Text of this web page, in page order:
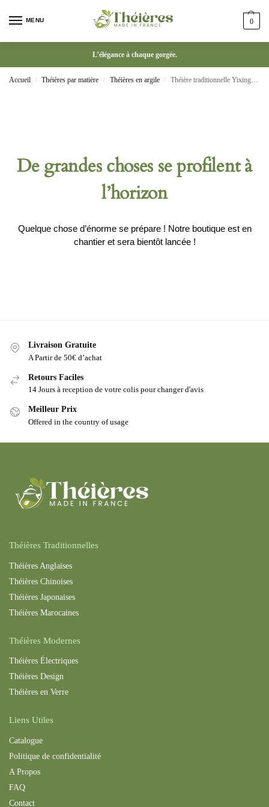
MENU 0
L’élégance à chaque gorgée.
Accueil / Théières par matière / Théières en argile / Théière traditionnelle Yixing en argile chinois 90ml
De grandes choses se profilent à
l’horizon
Quelque chose d’énorme se prépare ! Notre boutique est en
chantier et sera bientôt lancée !
Livraison Gratuite
A Partir de 50€ d’achat
Retours Faciles
14 Jours à reception de votre colis pour changer d'avis
Meilleur Prix
Offered in the country of usage
Théières Traditionnelles
Théières Anglaises
Théières Chinoises
Théières Japonaises
Théières Marocaines
Théières Modernes
Théières Électriques
Théières Design
Théières en Verre
Liens Utiles
Catalogue
Politique de confidentialité
A Propos
FAQ
Contact